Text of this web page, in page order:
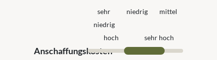
sehr
niedrig
niedrig mittel
hoch sehr hoch
Anschaffungskosten